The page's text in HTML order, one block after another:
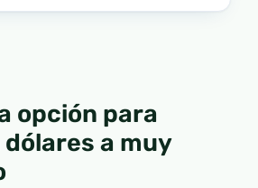
opción para
a muy